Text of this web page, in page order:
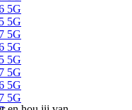
5G
5G
5G
5G
5G
5G
5G
5G